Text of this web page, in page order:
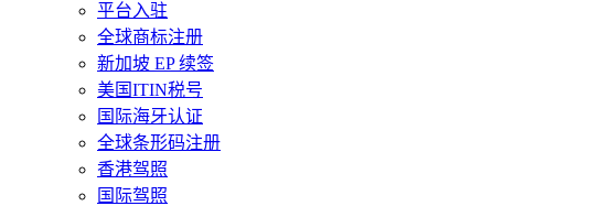
平台入驻
全球商标注册
新加坡 EP 续签
美国ITIN税号
国际海牙认证
全球条形码注册
香港驾照
国际驾照